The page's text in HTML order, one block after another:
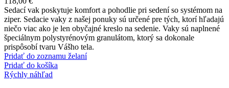
Sedací vak poskytuje komfort a pohodlie pri sedení so systémom na
ziper. Sedacie vaky z našej ponuky sú určené pre tých, ktorí hľadajú
niečo viac ako je len obyčajné kreslo na sedenie. Vaky sú naplnené
špeciálnym polystyrénovým granulátom, ktorý sa dokonale
prispôsobí tvaru Vášho tela.
Pridať do zoznamu želaní
Pridať do košíka
Rýchly náhľad